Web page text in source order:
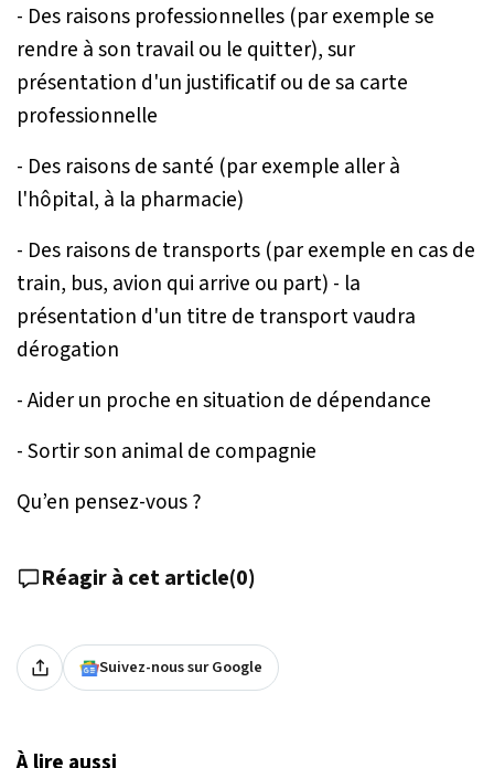
- Des raisons professionnelles (par exemple se
rendre à son travail ou le quitter), sur
présentation d'un justificatif ou de sa carte
professionnelle
- Des raisons de santé (par exemple aller à
l'hôpital, à la pharmacie)
- Des raisons de transports (par exemple en cas de
train, bus, avion qui arrive ou part) - la
présentation d'un titre de transport vaudra
dérogation
- Aider un proche en situation de dépendance
- Sortir son animal de compagnie
Qu’en pensez-vous ?
Réagir à cet article(0)
Suivez-nous sur Google